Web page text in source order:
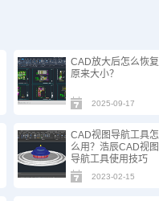
CAD放大后怎么恢复
原来大小？
2025-09-17
CAD视图导航工具怎
么用？浩辰CAD视图
导航工具使用技巧
2023-02-15